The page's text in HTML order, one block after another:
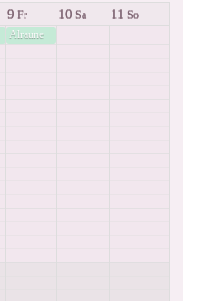
9 Fr 10 Sa 11 So
Alraune